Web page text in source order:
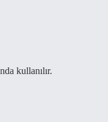
kullanılır.